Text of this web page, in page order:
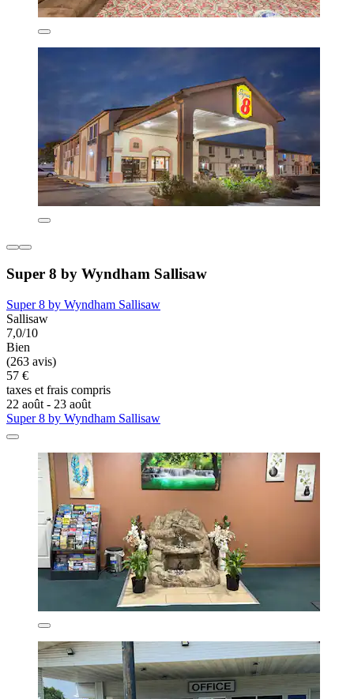
Super 8 by Wyndham Sallisaw
Super 8 by Wyndham Sallisaw
Sallisaw
7,0/10
Bien
(263 avis)
57 €
taxes et frais compris
22 août - 23 août
Super 8 by Wyndham Sallisaw